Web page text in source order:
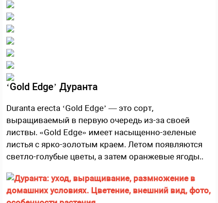
‘Gold Edge’ Дуранта
Duranta erecta ‘Gold Edge’ — это сорт,
выращиваемый в первую очередь из-за своей
листвы. «Gold Edge» имеет насыщенно-зеленые
листья с ярко-золотым краем. Летом появляются
светло-голубые цветы, а затем оранжевые ягоды..